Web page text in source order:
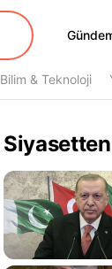
Bilim & Teknoloji